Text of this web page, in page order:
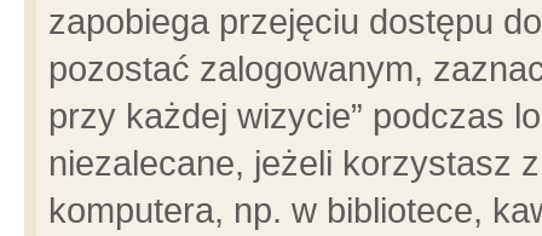
zapobiega przejęciu dostępu
pozostać zalogowanym,
przy każdej wizycie” podczas
niezalecane, jeżeli korzystasz
komputera, np. w bibliotece,